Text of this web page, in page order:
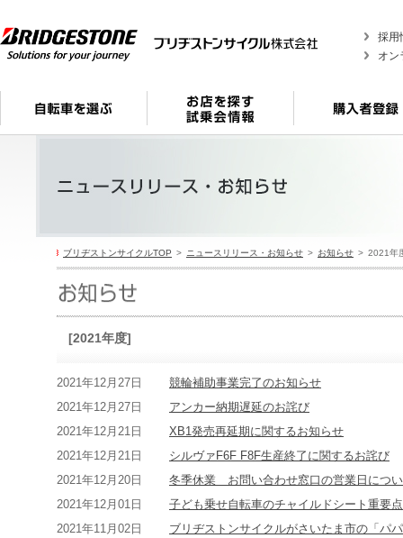
採用
オン
ブリヂストンサイクルTOP ニュースリリース・お知らせ お知らせ 2021年
[2021年度]
2021年12月27日
競輪補助事業完了のお知らせ
2021年12月27日
アンカー納期遅延のお詫び
2021年12月21日
XB1発売再延期に関するお知らせ
2021年12月21日
シルヴァF6F F8F生産終了に関するお詫び
2021年12月20日
冬季休業 お問い合わせ窓口の営業日につ
2021年12月01日
子ども乗せ自転車のチャイルドシート重要
2021年11月02日
ブリヂストンサイクルがさいたま市の「パ